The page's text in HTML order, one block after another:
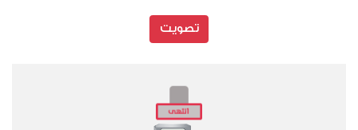
تصويت